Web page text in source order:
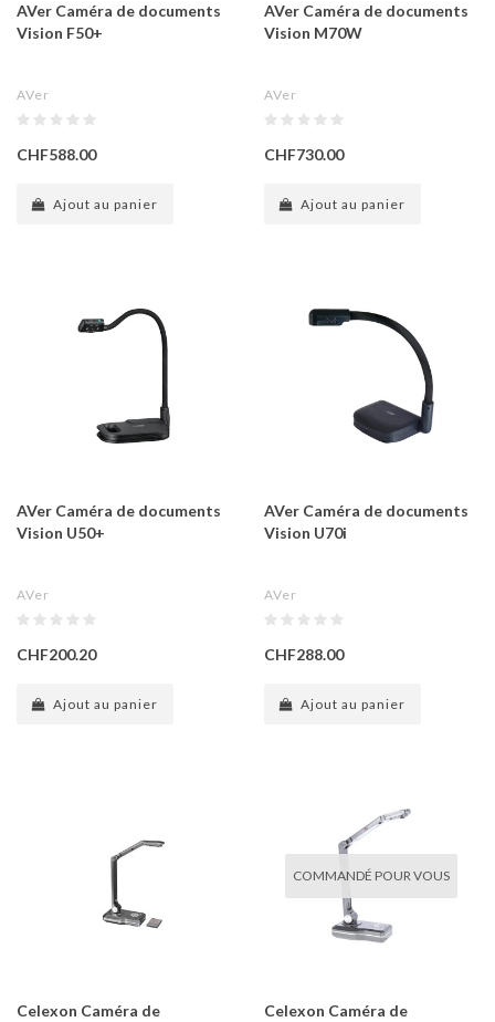
AVer Caméra de documents
Vision F50+
AVer
CHF588.00
Ajout au panier
AVer Caméra de documents
Vision M70W
AVer
CHF730.00
Ajout au panier
AVer Caméra de documents
Vision U50+
AVer
CHF200.20
Ajout au panier
AVer Caméra de documents
Vision U70i
AVer
CHF288.00
Ajout au panier
Celexon Caméra de
COMMANDÉ POUR VOUS
Celexon Caméra de